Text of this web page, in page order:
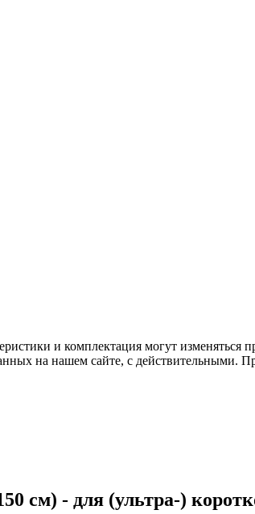
и комплектация могут изменяться
на нашем сайте, с действительными.
см) - для (ультра-)